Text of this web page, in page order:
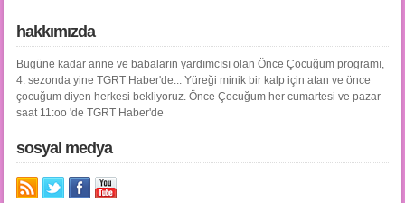
hakkımızda
Bugüne kadar anne ve babaların yardımcısı olan Önce Çocuğum programı,
4. sezonda yine TGRT Haber'de... Yüreği minik bir kalp için atan ve önce
çocuğum diyen herkesi bekliyoruz. Önce Çocuğum her cumartesi ve pazar
saat 11:oo 'de TGRT Haber'de
sosyal medya